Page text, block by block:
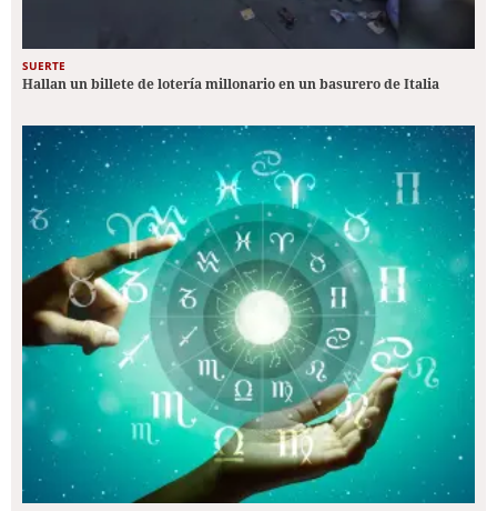
SUERTE
Hallan un billete de lotería millonario en un basurero de Italia